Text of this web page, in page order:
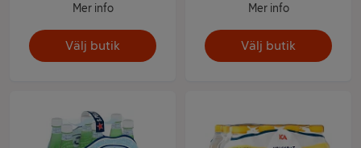
Mer info
Välj butik
Mer info
Välj butik